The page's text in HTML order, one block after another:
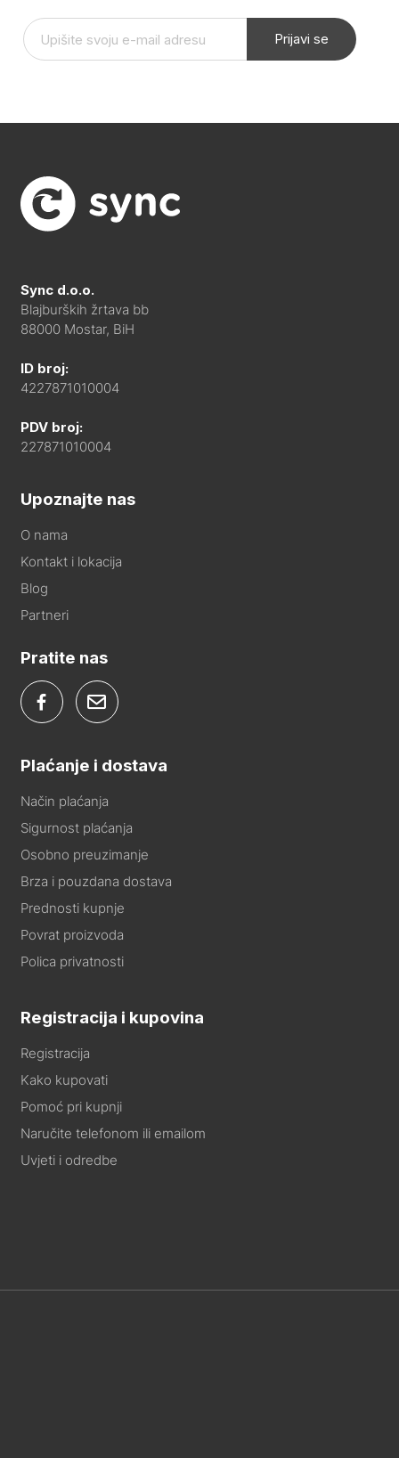
Prijavi se
Sync d.o.o.
Blajburških žrtava bb
88000 Mostar, BiH
ID broj:
4227871010004
PDV broj:
227871010004
Upoznajte nas
O nama
Kontakt i lokacija
Blog
Partneri
Pratite nas
Plaćanje i dostava
Način plaćanja
Sigurnost plaćanja
Osobno preuzimanje
Brza i pouzdana dostava
Prednosti kupnje
Povrat proizvoda
Polica privatnosti
Registracija i kupovina
Registracija
Kako kupovati
Pomoć pri kupnji
Naručite telefonom ili emailom
Uvjeti i odredbe